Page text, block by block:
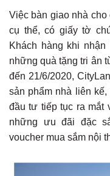
Việc bàn giao nhà
cụ thể, có giấy tờ
Khách hàng khi
những quà tặng tri ân
đến 21/6/2020,
sản phẩm nhà liên
đầu tư tiếp tục ra
những ưu đãi đặc
voucher mua sắm nội